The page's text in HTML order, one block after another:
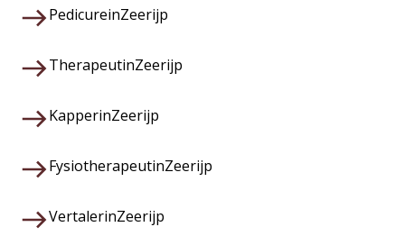
PedicureinZeerijp
TherapeutinZeerijp
KapperinZeerijp
FysiotherapeutinZeerijp
VertalerinZeerijp